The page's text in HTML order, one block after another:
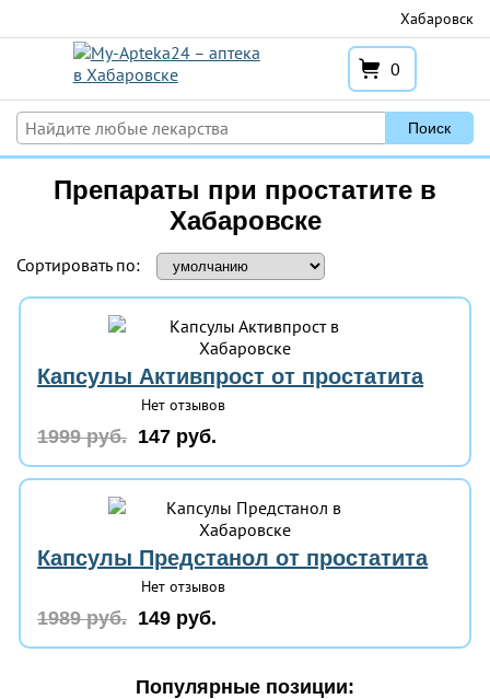
к
содержимому
Хабаровск
0
Поиск
Препараты при простатите в
Хабаровске
Сортировать по:
Капсулы Активпрост от простатита
Нет отзывов
1999 руб. 147 руб.
Капсулы Предстанол от простатита
Нет отзывов
1989 руб. 149 руб.
Популярные позиции: